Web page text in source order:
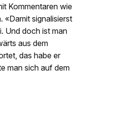
Kommentaren wie
«Damit signalisierst
Und doch ist man
aus dem
das habe er
man sich auf dem